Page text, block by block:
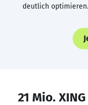
deutlich optimieren.
21 Mio.